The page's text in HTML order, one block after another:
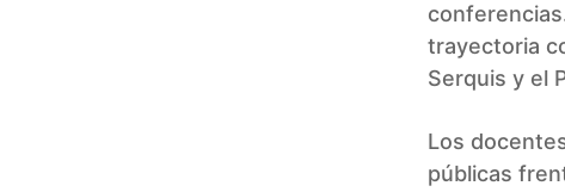
trayectoria
Serquis y el
Los
públicas